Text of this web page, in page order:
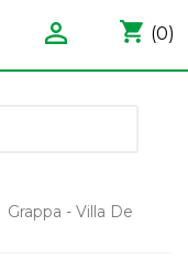
shopping_cart (0)

Grappa - Villa De